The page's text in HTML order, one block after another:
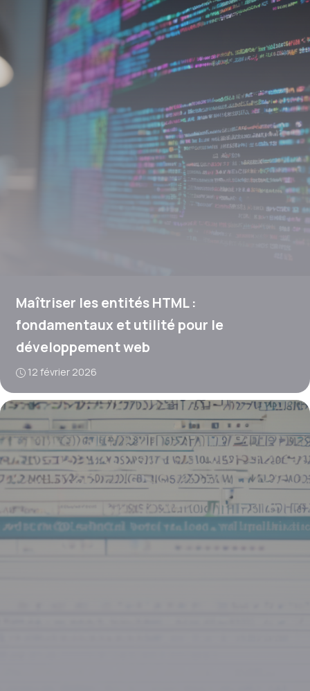
Maîtriser les entités HTML :
fondamentaux et utilité pour le
développement web
12 février 2026